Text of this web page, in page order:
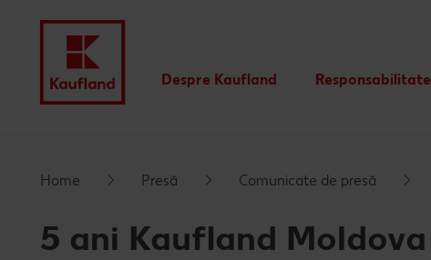
Despre Kaufland
Branduri proprii Kaufland
Responsabilitate
Home Presă Comunicate de presă
5 ani Kaufland Moldova